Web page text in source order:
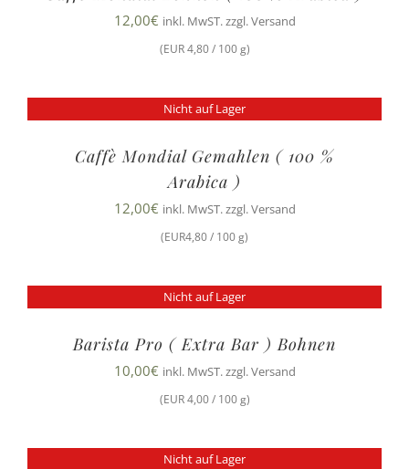
12,00€ inkl. MwST. zzgl. Versand
(EUR 4,80 / 100 g)
Nicht auf Lager
Caffè Mondial Gemahlen ( 100 %
Arabica )
12,00€ inkl. MwST. zzgl. Versand
(EUR4,80 / 100 g)
Nicht auf Lager
Barista Pro ( Extra Bar ) Bohnen
10,00€ inkl. MwST. zzgl. Versand
(EUR 4,00 / 100 g)
Nicht auf Lager